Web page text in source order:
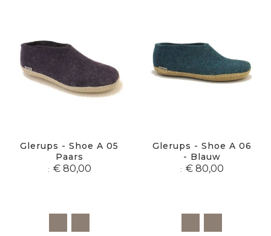
Glerups - Shoe A 05
Paars
€ 80,00
Glerups - Shoe A 06
- Blauw
€ 80,00